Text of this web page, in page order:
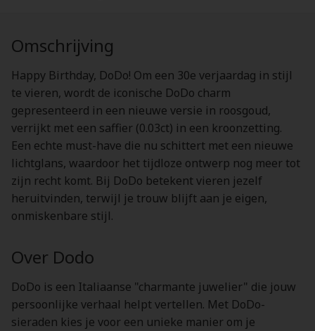
Omschrijving
Happy Birthday, DoDo! Om een 30e verjaardag in stijl
te vieren, wordt de iconische DoDo charm
gepresenteerd in een nieuwe versie in roosgoud,
verrijkt met een saffier (0.03ct) in een kroonzetting.
Een echte must-have die nu schittert met een nieuwe
lichtglans, waardoor het tijdloze ontwerp nog meer tot
zijn recht komt. Bij DoDo betekent vieren jezelf
heruitvinden, terwijl je trouw blijft aan je eigen,
onmiskenbare stijl.
Over Dodo
DoDo is een Italiaanse "charmante juwelier" die jouw
persoonlijke verhaal helpt vertellen. Met DoDo-
sieraden kies je voor een unieke manier om je